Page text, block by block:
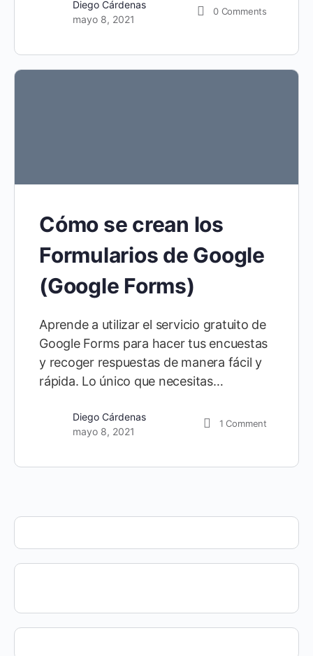
Diego Cárdenas
mayo 8, 2021
0 Comments
Cómo se crean los
Formularios de Google
(Google Forms)
Aprende a utilizar el servicio gratuito de
Google Forms para hacer tus encuestas
y recoger respuestas de manera fácil y
rápida. Lo único que necesitas…
Diego Cárdenas
mayo 8, 2021
1Comment